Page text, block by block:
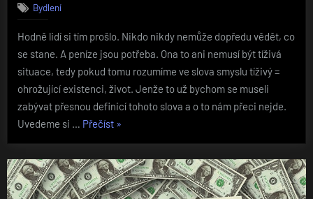
Bydlení
Hodně lidí si tím prošlo. Nikdo nikdy nemůže dopředu vědět, co
se stane. A peníze jsou potřeba. Ona to ani nemusí být tíživá
situace, tedy pokud tomu rozumíme ve slova smyslu tíživý =
ohrožující existenci, život. Jenže to už bychom se museli
zabývat přesnou definicí tohoto slova a o to nám přeci nejde.
Uvedeme si … Přečíst„Půjčka
bez
banky“
»